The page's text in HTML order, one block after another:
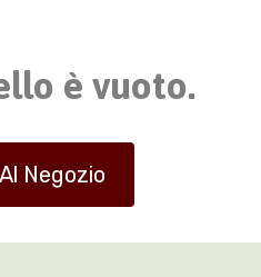
è vuoto.
Negozio